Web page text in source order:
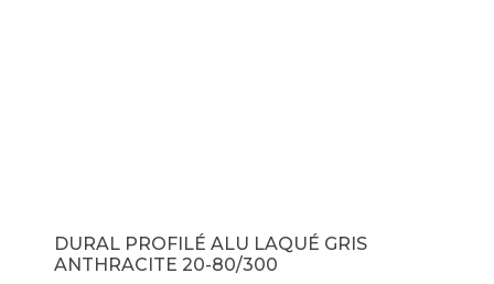
DURAL PROFILÉ ALU LAQUÉ GRIS
ANTHRACITE 20-80/300